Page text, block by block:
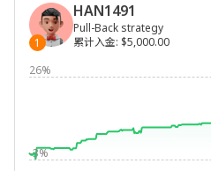
1
HAN1491
Pull-Back strategy
累计入金: $5,000.00
26%
-3%